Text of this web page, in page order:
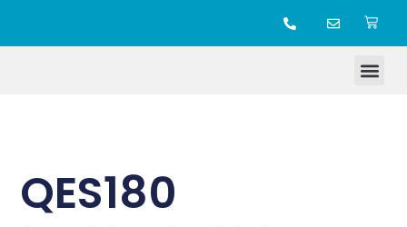
QES180